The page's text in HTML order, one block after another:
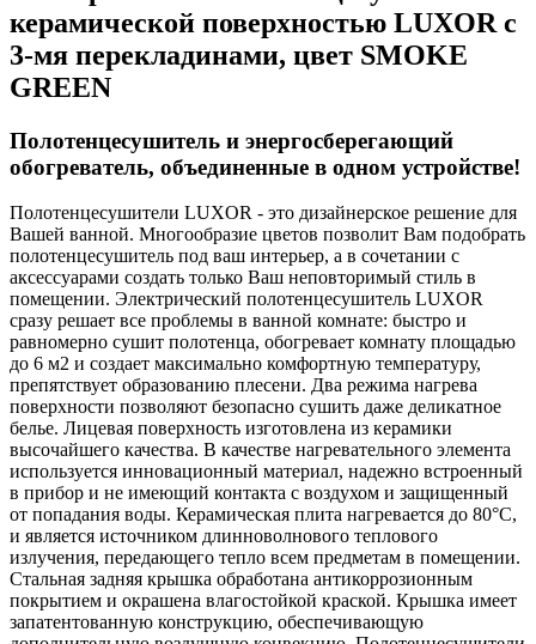
керамической поверхностью LUXOR с
3-мя перекладинами, цвет SMOKE
GREEN
Полотенцесушитель и энергосберегающий
обогреватель, объединенные в одном устройстве!
Полотенцесушители LUXOR - это дизайнерское решение для
Вашей ванной. Многообразие цветов позволит Вам подобрать
полотенцесушитель под ваш интерьер, а в сочетании с
аксессуарами создать только Ваш неповторимый стиль в
помещении. Электрический полотенцесушитель LUXOR
сразу решает все проблемы в ванной комнате: быстро и
равномерно сушит полотенца, обогревает комнату площадью
до 6 м2 и создает максимально комфортную температуру,
препятствует образованию плесени. Два режима нагрева
поверхности позволяют безопасно сушить даже деликатное
белье. Лицевая поверхность изготовлена из керамики
высочайшего качества. В качестве нагревательного элемента
используется инновационный материал, надежно встроенный
в прибор и не имеющий контакта с воздухом и защищенный
от попадания воды. Керамическая плита нагревается до 80°C,
и является источником длинноволнового теплового
излучения, передающего тепло всем предметам в помещении.
Стальная задняя крышка обработана антикоррозионным
покрытием и окрашена влагостойкой краской. Крышка имеет
запатентованную конструкцию, обеспечивающую